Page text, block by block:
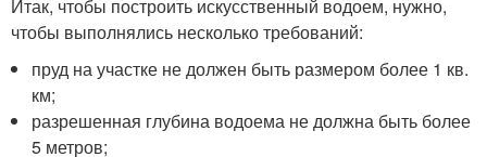
Итак, чтобы построить искусственный водоем, нужно,
чтобы выполнялись несколько требований:
пруд на участке не должен быть размером более 1 кв.
км;
разрешенная глубина водоема не должна быть более
5 метров;